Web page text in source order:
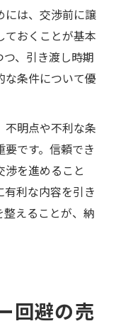
には、交渉前に譲
ておくことが基本
、引き渡し時期
条件について優
不明点や不利な条
です。信頼でき
を進めること
利な内容を引き
えることが、納
回避の売